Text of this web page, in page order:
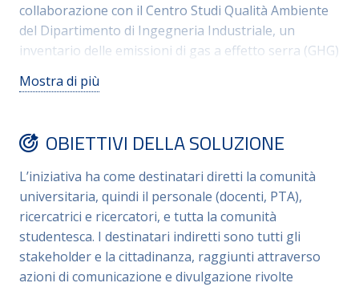
collaborazione con il Centro Studi Qualità Ambiente
del Dipartimento di Ingegneria Industriale, un
inventario delle emissioni di gas a effetto serra (GHG)
Impronta di Carbonio). Il fine è quello di quantificare
l’efficacia delle azioni intraprese per la riduzione e il
contenimento delle emissioni, orientando il piano
degli interventi futuri. Il modello adottato è quello
previsto dalla norma ISO 14064-1:2018, affiancato
dalle linee guida della Rete delle Università per lo
Sviluppo Sostenibile (RUS) e dai principi di reporting
della Global Reporting Initiative (GRI).
Mostra di più
OBIETTIVI DELLA SOLUZIONE
L’iniziativa ha come destinatari diretti la comunità
universitaria, quindi il personale (docenti, PTA),
ricercatrici e ricercatori, e tutta la comunità
studentesca. I destinatari indiretti sono tutti gli
stakeholder e la cittadinanza, raggiunti attraverso
azioni di comunicazione e divulgazione rivolte